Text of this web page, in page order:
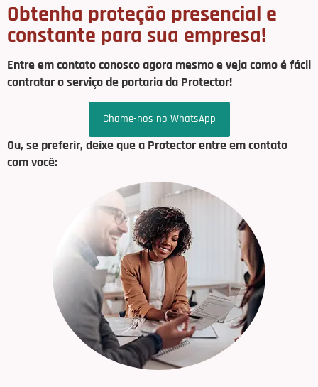
Obtenha proteção presencial e
constante para sua empresa!
Entre em contato conosco agora mesmo e veja como é fácil
contratar o serviço de portaria da Protector!
Chame-nos no WhatsApp
Ou, se preferir, deixe que a Protector entre em contato
com você: